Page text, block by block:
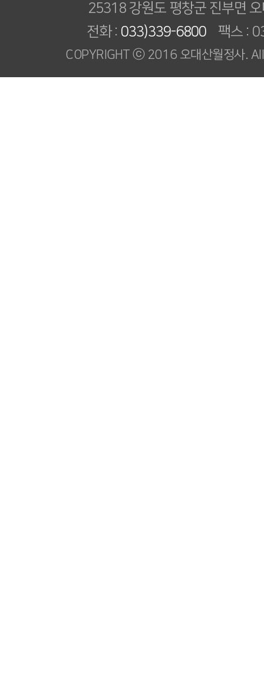
25318 강원도 평창군 진부면
전화 : 033)339-6800 팩스 :
COPYRIGHT ⓒ 2016 오대산월정사.